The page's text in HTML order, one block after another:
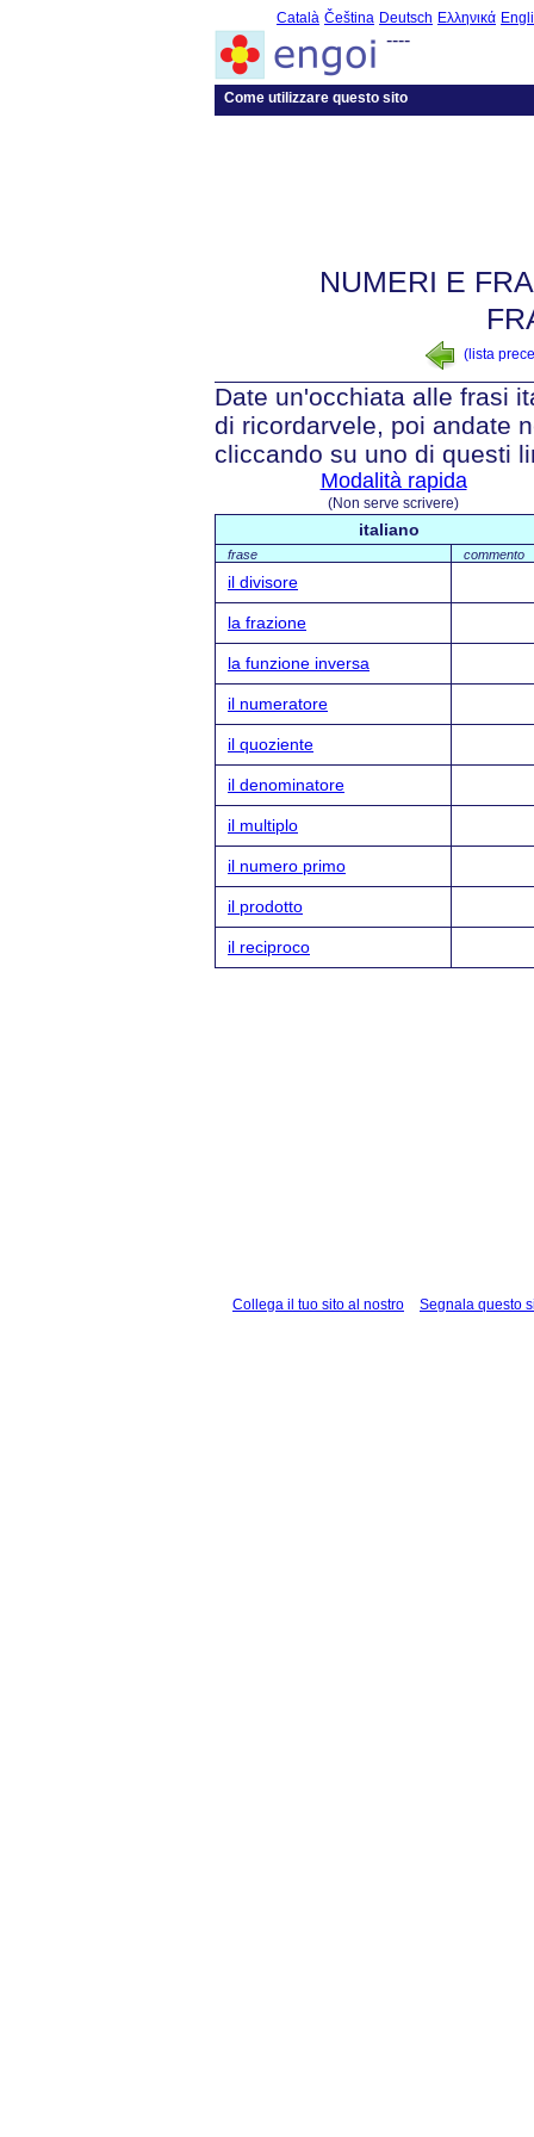
Català Čeština Deutsch Ελληνικά
----
Come utilizzare questo sito
NUMERI E
(lista
Date un'occhiata alle frasi
di ricordarvele, poi andate
cliccando su uno di questi
Modalità rapida
(Non serve scrivere)
italiano
frase commento
il divisore
la frazione
la funzione inversa
il numeratore
il quoziente
il denominatore
il multiplo
il numero primo
il prodotto
il reciproco
Collega il tuo sito al nostro Segnala questo